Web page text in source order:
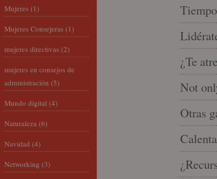
¿Te
Not
Otras
Mujeres (1)
Mujeres Consejeras (1)
mujeres directivas (2)
mujeres en consejos de
administración (5)
Mundo digital (4)
Naturaleza (6)
Navidad (4)
Networking (3)